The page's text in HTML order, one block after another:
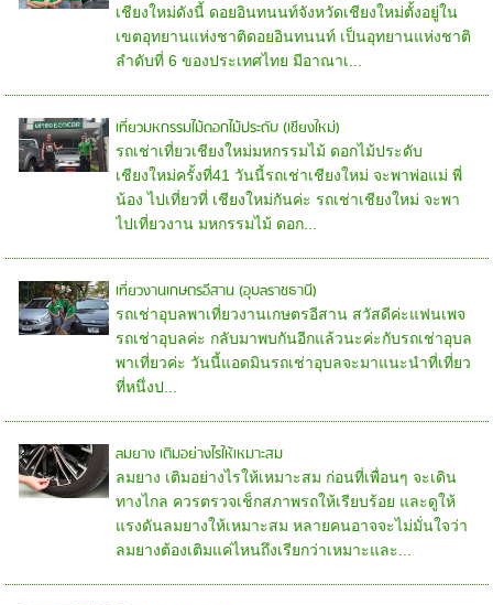
เชียงใหม่ดังนี้ ดอยอินทนนท์จังหวัดเชียงใหม่ตั้งอยู่ใน
เขตอุทยานแห่งชาติดอยอินทนนท์ เป็นอุทยานแห่งชาติ
ลำดับที่ 6 ของประเทศไทย มีอาณาเ...
เที่ยวมหกรรมไม้ดอกไม้ประดับ (เชียงใหม่)
รถเช่าเที่ยวเชียงใหม่มหกรรมไม้ ดอกไม้ประดับ
เชียงใหม่ครั้งที่41 วันนี้รถเช่าเชียงใหม่ จะพาพ่อแม่ พี่
น้อง ไปเที่ยวที่ เชียงใหม่กันค่ะ รถเช่าเชียงใหม่ จะพา
ไปเที่ยวงาน มหกรรมไม้ ดอก...
เที่ยวงานเกษตรอีสาน (อุบลราชธานี)
รถเช่าอุบลพาเที่ยวงานเกษตรอีสาน สวัสดีค่ะแฟนเพจ
รถเช่าอุบลค่ะ กลับมาพบกันอีกแล้วนะค่ะกับรถเช่าอุบล
พาเที่ยวค่ะ วันนี้แอดมินรถเช่าอุบลจะมาแนะนำที่เที่ยว
ที่หนึ่งป...
ลมยาง เติมอย่างไรให้เหมาะสม
ลมยาง เติมอย่างไรให้เหมาะสม ก่อนที่เพื่อนๆ จะเดิน
ทางไกล ควรตรวจเช็กสภาพรถให้เรียบร้อย และดูให้
แรงดันลมยางให้เหมาะสม หลายคนอาจจะไม่มั่นใจว่า
ลมยางต้องเติมแค่ไหนถึงเรียกว่าเหมาะและ...